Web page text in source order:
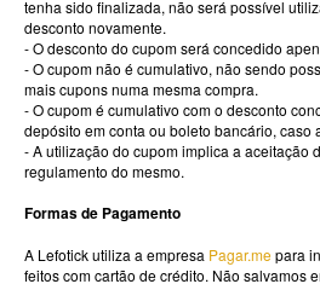
tenha sido finalizada, não será possível
desconto novamente.
- O desconto do cupom será concedido
- O cupom não é cumulativo, não sendo
mais cupons numa mesma compra.
- O cupom é cumulativo com o desconto
depósito em conta ou boleto bancário, caso
- A utilização do cupom implica a aceitação
regulamento do mesmo.
Formas de Pagamento
A Lefotick utiliza a empresa Pagar.mepara
feitos com cartão de crédito. Não salvamos